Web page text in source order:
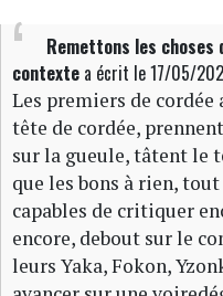
Remettons les choses
contextea écrit le 17/05/
Les premiers de cordée
tête de cordée,
sur la gueule, tâtent le
que les bons à rien,
capables de critiquer
encore, debout sur le
leurs Yaka, Fokon,